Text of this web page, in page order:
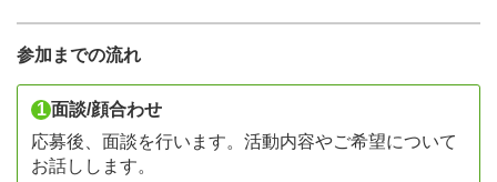
参加までの流れ
1 面談/顔合わせ
応募後、面談を行います。活動内容やご希望について
お話しします。